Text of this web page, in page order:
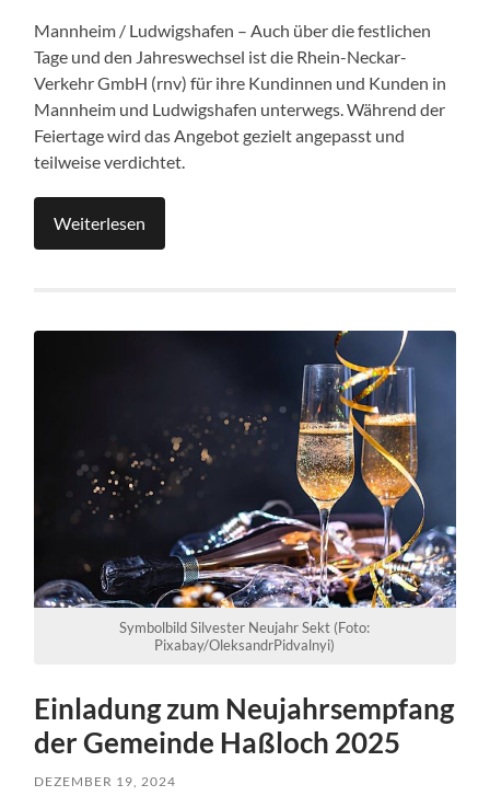
Mannheim / Ludwigshafen – Auch über die festlichen
Tage und den Jahreswechsel ist die Rhein-Neckar-
Verkehr GmbH (rnv) für ihre Kundinnen und Kunden in
Mannheim und Ludwigshafen unterwegs. Während der
Feiertage wird das Angebot gezielt angepasst und
teilweise verdichtet.
Weiterlesen
Symbolbild Silvester Neujahr Sekt (Foto:
Pixabay/OleksandrPidvalnyi)
Einladung zum Neujahrsempfang
der Gemeinde Haßloch 2025
DEZEMBER 19, 2024